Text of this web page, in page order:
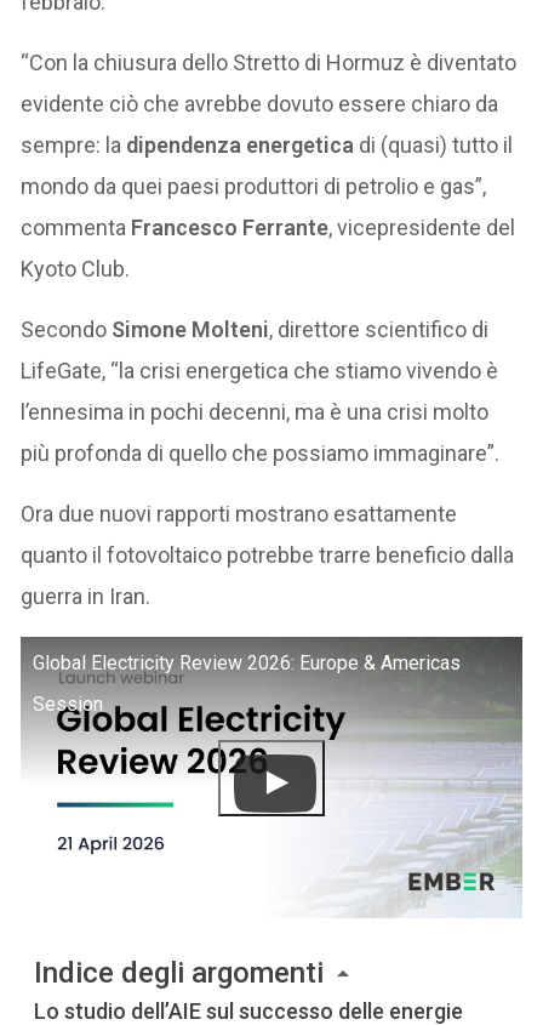
“Con la chiusura dello Stretto di Hormuz è diventato
evidente ciò che avrebbe dovuto essere chiaro da
sempre: la dipendenza energetica di (quasi) tutto il
mondo da quei paesi produttori di petrolio e gas”,
commenta Francesco Ferrante, vicepresidente del
Kyoto Club.
Secondo Simone Molteni, direttore scientifico di
LifeGate, “la crisi energetica che stiamo vivendo è
l’ennesima in pochi decenni, ma è una crisi molto
più profonda di quello che possiamo immaginare”.
Ora due nuovi rapporti mostrano esattamente
quanto il fotovoltaico potrebbe trarre beneficio dalla
guerra in Iran.
Global Electricity Review 2026: Europe & Americas
Session
Indice degli argomenti
Lo studio dell’AIE sul successo delle energie